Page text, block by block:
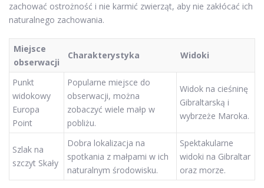
zachować ostrożność i nie karmić zwierząt, aby nie zakłócać ich
naturalnego zachowania.
Miejsce
obserwacji
Charakterystyka Widoki
Punkt
widokowy
Europa
Point
Popularne miejsce do
obserwacji, można
zobaczyć wiele małp w
pobliżu.
Widok na cieśninę
Gibraltarską i
wybrzeże Maroka.
Szlak na
szczyt Skały
Dobra lokalizacja na
spotkania z małpami w ich
naturalnym środowisku.
Spektakularne
widoki na Gibraltar
oraz morze.